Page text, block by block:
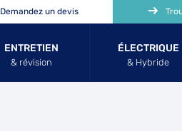
ENTRETIEN
& révision
ÉLECTRIQUE
& Hybride
Demandez un devis